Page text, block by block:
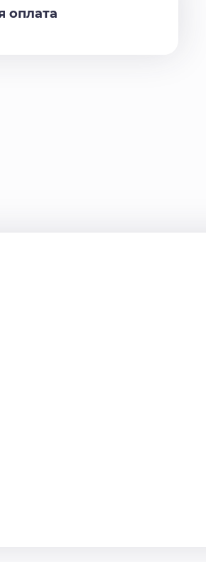
оплата